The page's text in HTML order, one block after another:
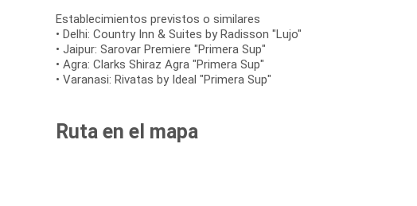
Establecimientos previstos o similares
• Delhi: Country Inn & Suites by Radisson "Lujo"
• Jaipur: Sarovar Premiere "Primera Sup"
• Agra: Clarks Shiraz Agra "Primera Sup"
• Varanasi: Rivatas by Ideal "Primera Sup"
Ruta en el mapa